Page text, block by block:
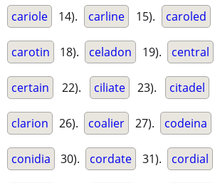
cariole 14). carline 15). caroled
carotin 18). celadon 19). central
certain 22). ciliate 23). citadel
clarion 26). coalier 27). codeina
conidia 30). cordate 31). cordial